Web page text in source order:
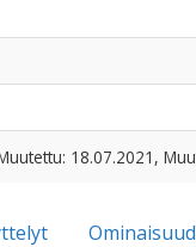
18.07.2021,